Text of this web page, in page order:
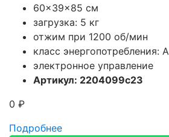
60x39x85 см
загрузка: 5 кг
отжим при 1200 об/мин
класс энергопотребления: A
электронное управление
Артикул: 2204099c23
0 ₽
Подробнее